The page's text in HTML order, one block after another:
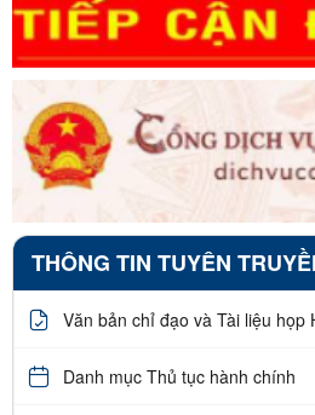
THÔNG TIN TUYÊN
Văn bản chỉ đạo và Tài liệu họp
Danh mục Thủ tục hành chính